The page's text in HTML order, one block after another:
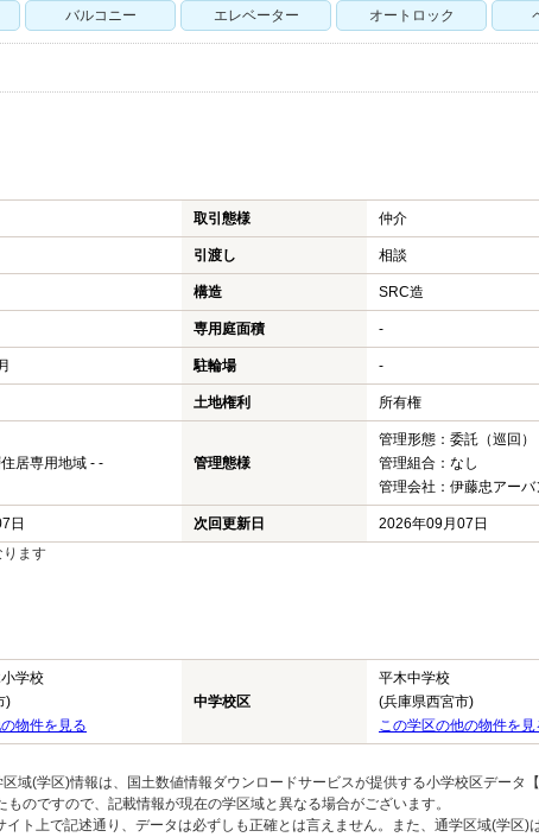
バルコニー エレベーター オートロック
取引態様 仲介
引渡し 相談
構造 SRC造
専用庭面積 -
駐輪場 -
土地権利 所有権
居専用地域 - - 管理態様
管理形態：委託（巡回）
管理組合：なし
管理会社：伊藤忠アーバ
日 次回更新日
2026年09月07日
ます
学校
)
物件を見る
中学校区
平木中学校
(兵庫県西宮市)
この学区の他の物件を見
域(学区)情報は、国土数値情報ダウンロードサービスが提供する小学校区データ
のですので、記載情報が現在の学区域と異なる場合がございます。
ト上で記述通り、データは必ずしも正確とは言えません。また、通学区域(学区)